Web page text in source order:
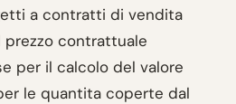
a contratti di vendita
prezzo contrattuale
per il calcolo del valore
le quantita coperte dal